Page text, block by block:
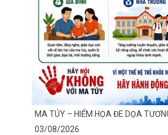
MA TÚY – HIỂM HỌA ĐE DỌA
03/08/2026